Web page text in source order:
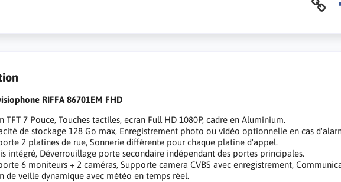
RIFFA 86701EM FHD
TFT 7 Pouce, Touches tactiles, ecran Full HD 1080P, cadre en Aluminium.
de stockage 128 Go max, Enregistrement photo ou vidéo optionnelle en cas
2 platines de rue, Sonnerie différente pour chaque platine d'appel.
intégré, Déverrouillage porte secondaire indépendant des portes principales.
6 moniteurs + 2 caméras, Supporte camera CVBS avec enregistrement,
de veille dynamique avec météo en temps réel.